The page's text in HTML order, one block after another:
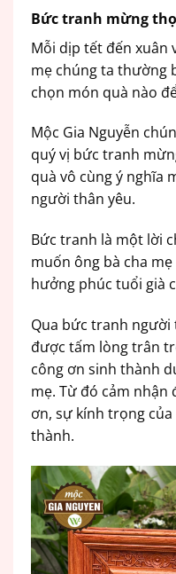
Bức tranh mừng
Mỗi dịp tết đến xuân
mẹ chúng ta thường
chọn món quà nào
Mộc Gia Nguyễn
quý vị bức tranh
quà vô cùng ý nghĩa
người thân yêu.
Bức tranh là một lời
muốn ông bà cha
hưởng phúc tuổi già
Qua bức tranh người
được tấm lòng trân
công ơn sinh thành
mẹ. Từ đó cảm
ơn, sự kính trọng
thành.